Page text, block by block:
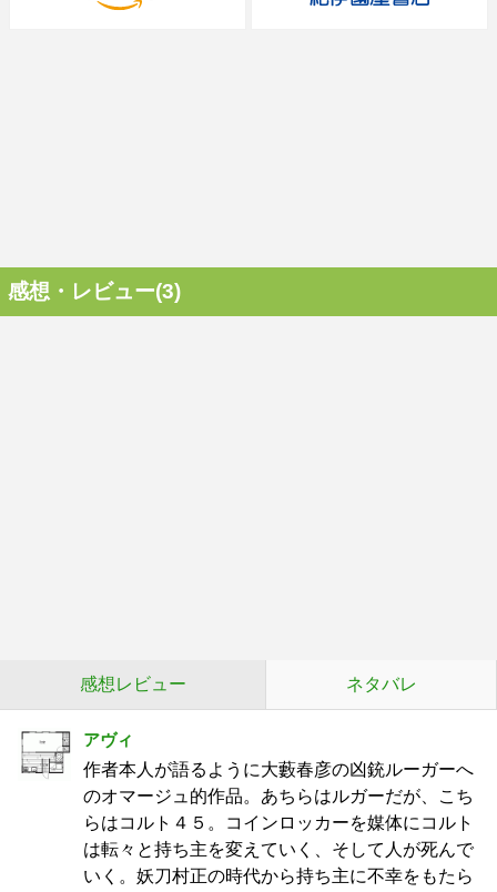
感想・レビュー(3)
感想レビュー ネタバレ
アヴィ
作者本人が語るように大藪春彦の凶銃ルーガーへ
のオマージュ的作品。あちらはルガーだが、こち
らはコルト４５。コインロッカーを媒体にコルト
は転々と持ち主を変えていく、そして人が死んで
いく。妖刀村正の時代から持ち主に不幸をもたら